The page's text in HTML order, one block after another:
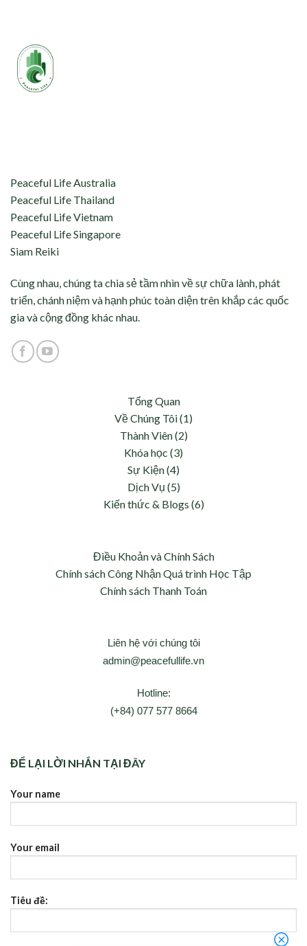
Peaceful Life Australia
Peaceful Life Thailand
Peaceful Life Vietnam
Peaceful Life Singapore
Siam Reiki
Cùng nhau, chúng ta chia sẻ tầm nhìn về sự chữa lành, phát
triển, chánh niệm và hạnh phúc toàn diện trên khắp các quốc
gia và cộng đồng khác nhau.
Tổng Quan
Về Chúng Tôi (1)
Thành Viên (2)
Khóa học (3)
Sự Kiện (4)
Dịch Vụ (5)
Kiến thức & Blogs (6)
Điều Khoản và Chính Sách
Chính sách Công Nhận Quá trình Học Tập
Chính sách Thanh Toán
Liên hệ với chúng tôi
admin@peacefullife.vn
Hotline:
(+84) 077 577 8664
ĐỂ LẠI LỜI NHẮN TẠI ĐÂY
Your name
Your email
Tiêu đề: